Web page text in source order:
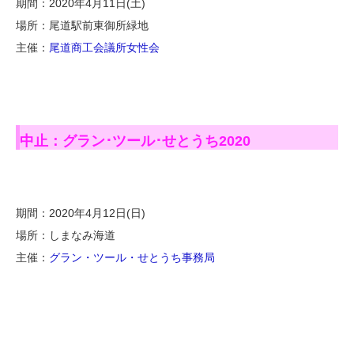
期間：2020年4月11日(土)
場所：尾道駅前東御所緑地
主催： 尾道商工会議所女性会
中止：グラン･ツール･せとうち2020
期間：2020年4月12日(日)
場所：しまなみ海道
主催： グラン・ツール・せとうち事務局